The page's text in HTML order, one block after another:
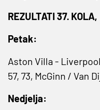
REZULTATI 37. KOLA,
Petak:
Aston Villa -
57, 73, McGinn / Van
Nedjelja: